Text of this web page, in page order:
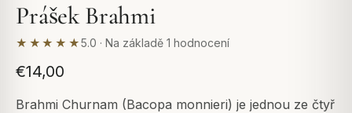
Prášek Brahmi
★★★★★5.0 · Na základě 1 hodnocení
€14,00
Brahmi Churnam (Bacopa monnieri) je jednou ze čtyř